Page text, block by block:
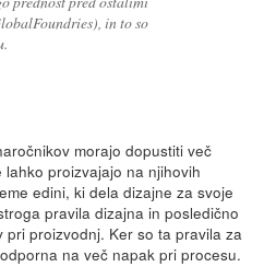
in to so
morajo dopustiti več
proizvajajo na njihovih
edini, ki dela dizajne za svoje
pravila dizajna in posledično
pri proizvodnj. Ker so ta pravila za
na več napak pri procesu.